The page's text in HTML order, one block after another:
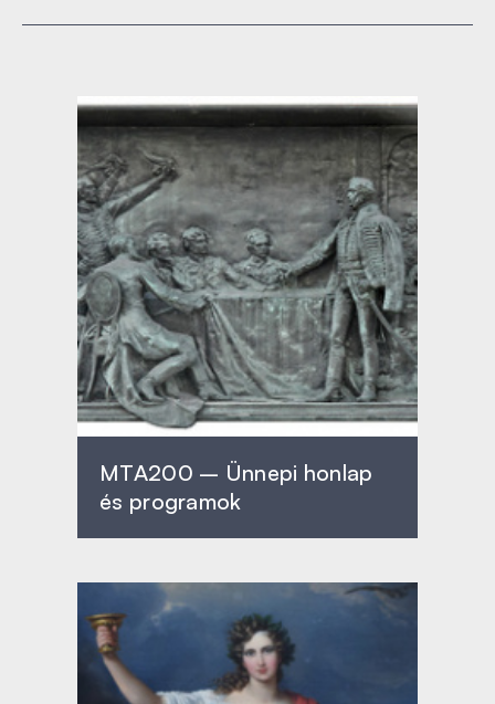
MTA200 – Ünnepi honlap
és programok